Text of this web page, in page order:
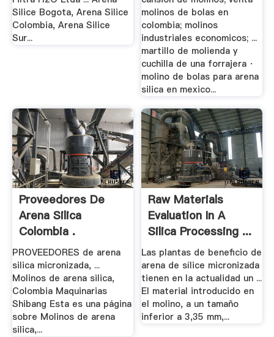
Silice Bogota, Arena Silice
Colombia, Arena Silice
Sur...
molinos de bolas en
colombia; molinos
industriales economicos; ...
martillo de molienda y
cuchilla de una forrajera ·
molino de bolas para arena
silica en mexico...
Proveedores De
Arena Silica
Colombia .
PROVEEDORES de arena
silica micronizada, ...
Molinos de arena silica,
Colombia Maquinarias
Shibang Esta es una página
sobre Molinos de arena
silica,...
Raw Materials
Evaluation In A
Silica Processing ...
.
Las plantas de beneficio de
arena de sílice micronizada
tienen en la actualidad un ...
El material introducido en
el molino, a un tamaño
inferior a 3,35 mm,...